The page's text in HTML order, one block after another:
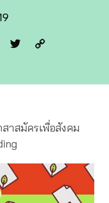
Facebook
Twitter
าสมัครเพื่อสังคม